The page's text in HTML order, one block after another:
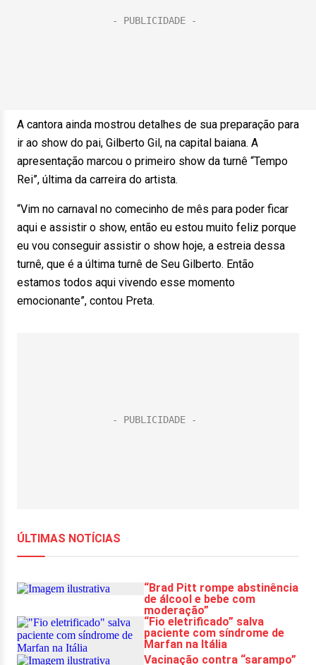
A cantora ainda mostrou detalhes de sua preparação para
ir ao show do pai, Gilberto Gil, na capital baiana. A
apresentação marcou o primeiro show da turnê “Tempo
Rei”, última da carreira do artista.
“Vim no carnaval no comecinho de mês para poder ficar
aqui e assistir o show, então eu estou muito feliz porque
eu vou conseguir assistir o show hoje, a estreia dessa
turnê, que é a última turnê de Seu Gilberto. Então
estamos todos aqui vivendo esse momento
emocionante”, contou Preta.